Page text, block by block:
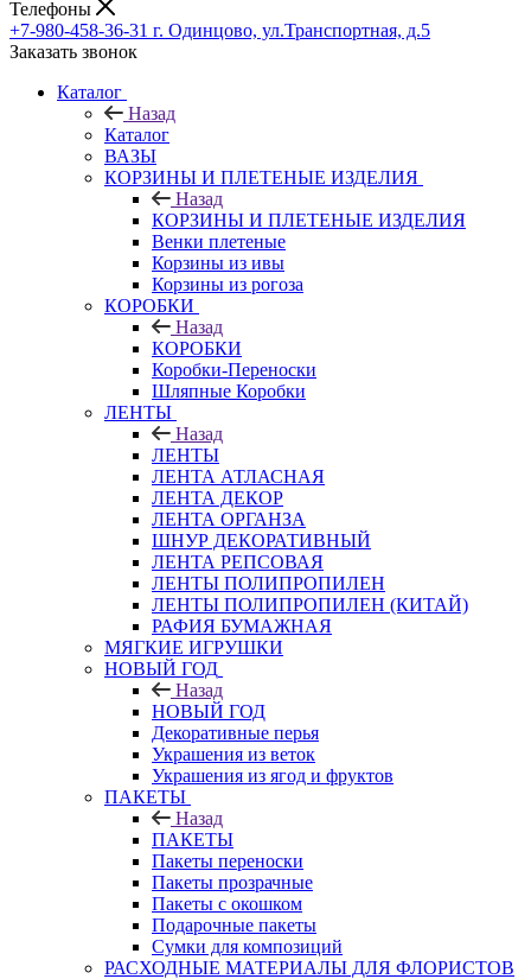
Телефоны
+7-980-458-36-31 г. Одинцово, ул.Транспортная, д.5
Заказать звонок
Каталог
Назад
Каталог
ВАЗЫ
КОРЗИНЫ И ПЛЕТЕНЫЕ ИЗДЕЛИЯ
Назад
КОРЗИНЫ И ПЛЕТЕНЫЕ ИЗДЕЛИЯ
Венки плетеные
Корзины из ивы
Корзины из рогоза
КОРОБКИ
Назад
КОРОБКИ
Коробки-Переноски
Шляпные Коробки
ЛЕНТЫ
Назад
ЛЕНТЫ
ЛЕНТА АТЛАСНАЯ
ЛЕНТА ДЕКОР
ЛЕНТА ОРГАНЗА
ШНУР ДЕКОРАТИВНЫЙ
ЛЕНТА РЕПСОВАЯ
ЛЕНТЫ ПОЛИПРОПИЛЕН
ЛЕНТЫ ПОЛИПРОПИЛЕН (КИТАЙ)
РАФИЯ БУМАЖНАЯ
МЯГКИЕ ИГРУШКИ
НОВЫЙ ГОД
Назад
НОВЫЙ ГОД
Декоративные перья
Украшения из веток
Украшения из ягод и фруктов
ПАКЕТЫ
Назад
ПАКЕТЫ
Пакеты переноски
Пакеты прозрачные
Пакеты с окошком
Подарочные пакеты
Сумки для композиций
РАСХОДНЫЕ МАТЕРИАЛЫ ДЛЯ ФЛОРИСТОВ